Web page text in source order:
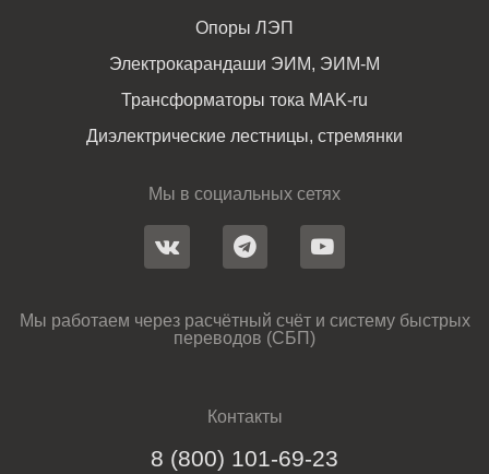
Опоры ЛЭП
Электрокарандаши ЭИМ, ЭИМ-М
Трансформаторы тока MAK-ru
Диэлектрические лестницы, стремянки
Мы в социальных сетях
Мы работаем через расчётный счёт и систему быстрых
переводов (СБП)
Контакты
8 (800) 101-69-23